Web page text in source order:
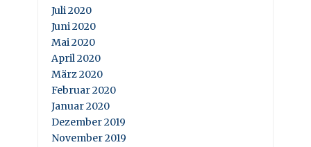
Juli 2020
Juni 2020
Mai 2020
April 2020
März 2020
Februar 2020
Januar 2020
Dezember 2019
November 2019